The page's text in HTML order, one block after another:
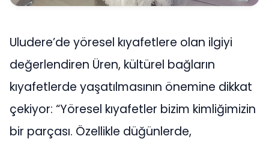
Uludere’de yöresel kıyafetlere olan ilgiyi
değerlendiren Üren, kültürel bağların
kıyafetlerde yaşatılmasının önemine dikkat
çekiyor: “Yöresel kıyafetler bizim kimliğimizin
bir parçası. Özellikle düğünlerde,